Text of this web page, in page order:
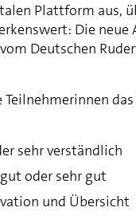
Plattform aus,
Die neue
Deutschen
sehr verständlich
oder sehr gut
und Übersicht